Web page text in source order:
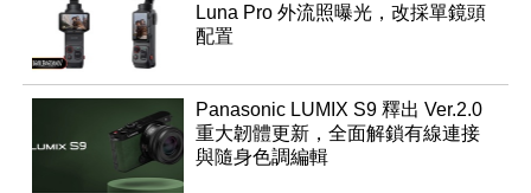
Luna Pro 外流照曝光，改採單鏡頭
配置
Panasonic LUMIX S9 釋出 Ver.2.0
重大韌體更新，全面解鎖有線連接
與隨身色調編輯